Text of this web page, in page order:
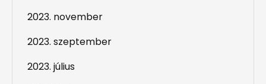
2023. november
2023. szeptember
2023. július